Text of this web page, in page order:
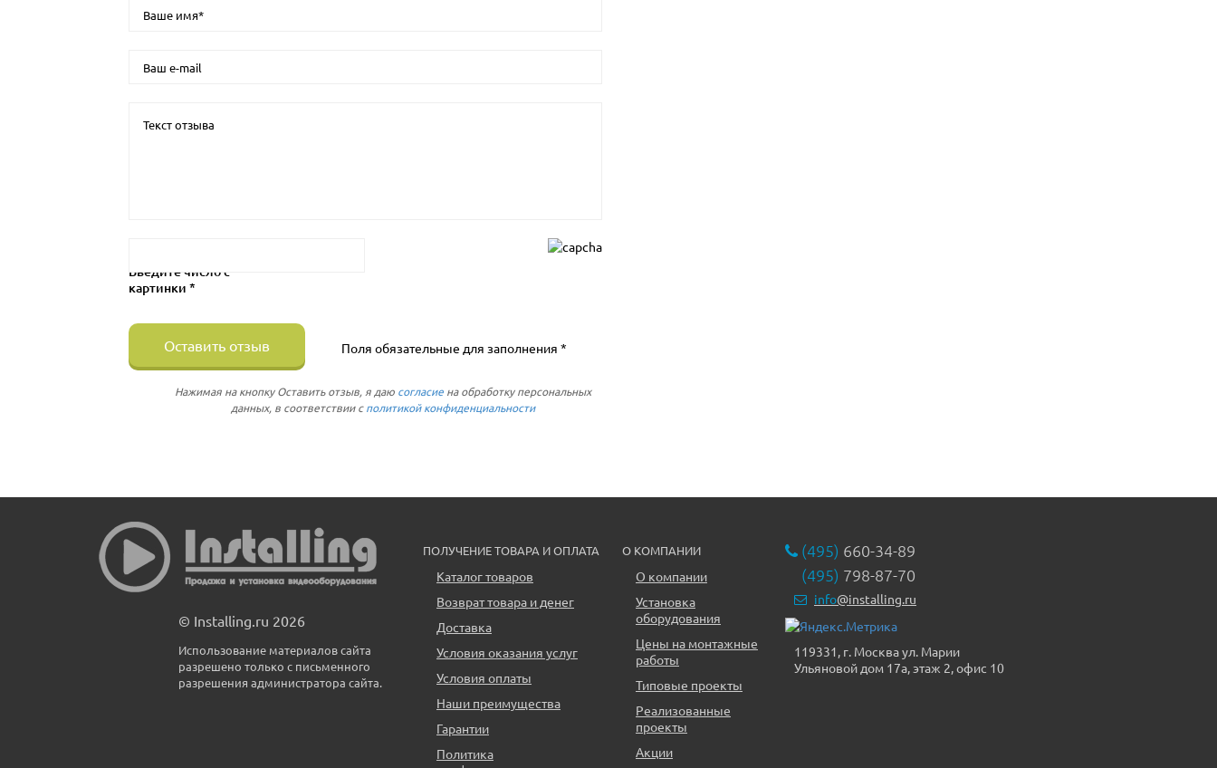
Введите число с
картинки *
Оставить отзыв Поля обязательные для заполнения *
Нажимая на кнопку Оставить отзыв, я даю согласие на обработку персональных
данных, в соответствии сполитикой конфиденциальности
© Installing.ru 2026
Использование материалов сайта
разрешено только с письменного
разрешения администратора сайта.
ПОЛУЧЕНИЕ ТОВАРА И ОПЛАТА
Каталог товаров
Возврат товара и денег
Доставка
Условия оказания услуг
Условия оплаты
Наши преимущества
Гарантии
Политика
О КОМПАНИИ
О компании
Установка
оборудования
Цены на монтажные
работы
Типовые проекты
Реализованные
проекты
Акции
(495) 660-34-89
(495) 798-87-70
info@installing.ru
119331, г. Москва ул. Марии
Ульяновой дом 17а, этаж 2, офис 10